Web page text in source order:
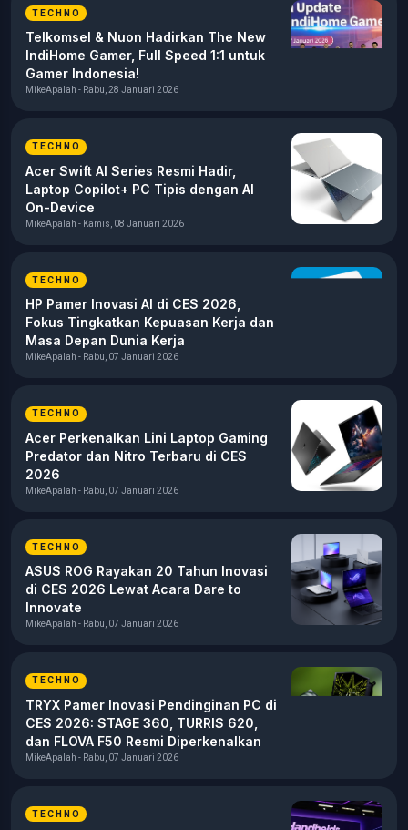
TECHNO
Telkomsel & Nuon Hadirkan The New
IndiHome Gamer, Full Speed 1:1 untuk
Gamer Indonesia!
MikeApalah - Rabu, 28 Januari 2026
TECHNO
Acer Swift AI Series Resmi Hadir,
Laptop Copilot+ PC Tipis dengan AI
On-Device
MikeApalah - Kamis, 08 Januari 2026
TECHNO
HP Pamer Inovasi AI di CES 2026,
Fokus Tingkatkan Kepuasan Kerja dan
Masa Depan Dunia Kerja
MikeApalah - Rabu, 07 Januari 2026
TECHNO
Acer Perkenalkan Lini Laptop Gaming
Predator dan Nitro Terbaru di CES
2026
MikeApalah - Rabu, 07 Januari 2026
TECHNO
ASUS ROG Rayakan 20 Tahun Inovasi
di CES 2026 Lewat Acara Dare to
Innovate
MikeApalah - Rabu, 07 Januari 2026
TECHNO
TRYX Pamer Inovasi Pendinginan PC di
CES 2026: STAGE 360, TURRIS 620,
dan FLOVA F50 Resmi Diperkenalkan
MikeApalah - Rabu, 07 Januari 2026
TECHNO